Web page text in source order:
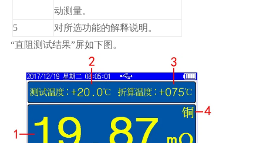
动测量。
5
对所选功能的解释说明。
“直阻测试结果”屏如下图。